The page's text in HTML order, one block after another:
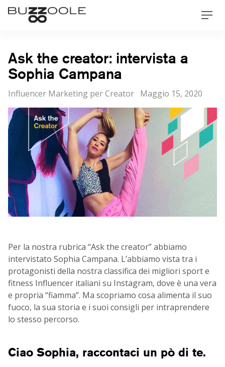
Skip
Buzzoole
Ask the creator: intervista a
Sophia Campana
Categorie
Influencer Marketing per Creator Posted
on
Maggio 15, 2020
Per la nostra rubrica “Ask the creator” abbiamo
intervistato Sophia Campana. L’abbiamo vista tra i
protagonisti della nostra classifica dei migliori sport e
fitness Influencer italiani su Instagram, dove è una vera
e propria “fiamma”. Ma scopriamo cosa alimenta il suo
fuoco, la sua storia e i suoi consigli per intraprendere
lo stesso percorso.
Ciao Sophia, raccontaci un pò di te.